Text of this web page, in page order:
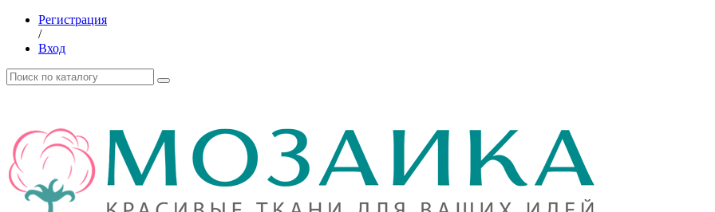
Регистрация
/
Вход